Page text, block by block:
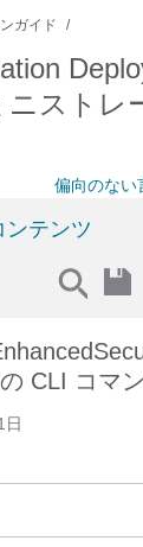
ガイド
ニストレ
偏向のない
ンテンツ
日
CLI コマ